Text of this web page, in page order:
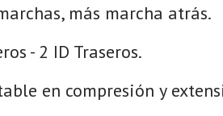
más marcha atrás.
- 2 ID Traseros.
en compresión y